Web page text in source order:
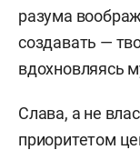
разума
создавать —
вдохновляясь
Слава, а не
приоритетом